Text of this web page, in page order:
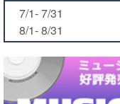
7/1- 7/31
8/1- 8/31